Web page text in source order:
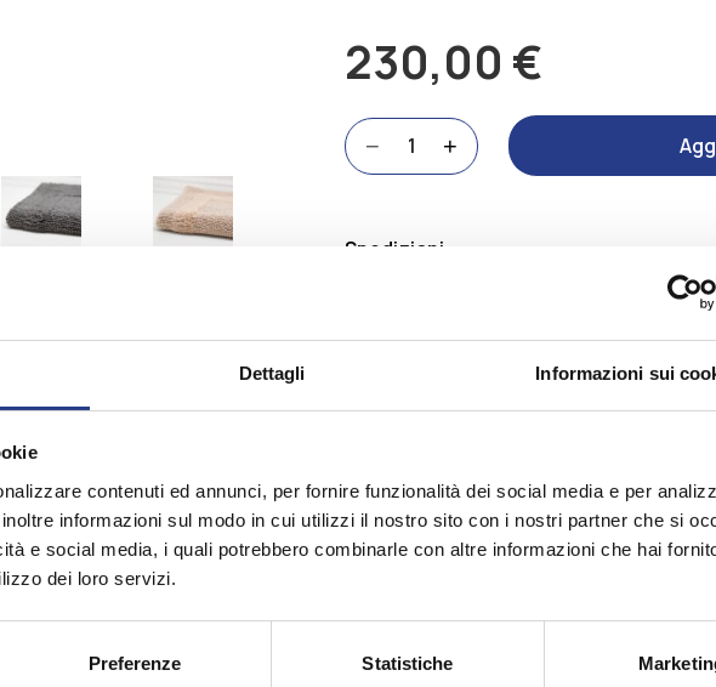
Dettagli Informazioni sui
contenuti ed annunci, per fornire funzionalità dei social media e per
informazioni sul modo in cui utilizzi il nostro sito con i nostri partner che si
e social media, i quali potrebbero combinarle con altre informazioni che hai
dei loro servizi.
Preferenze Statistiche
230,00 €
−
Reversibile
quantità
+
Spedizioni